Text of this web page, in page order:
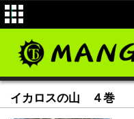
イカロスの山 ４巻